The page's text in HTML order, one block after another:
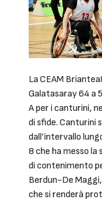
La CEAM
Galatasaray 64 a
A per i canturini,
di sfide. Canturini
dall’intervallo
8 che ha messo
di contenimento
Berdun-De
che si renderà